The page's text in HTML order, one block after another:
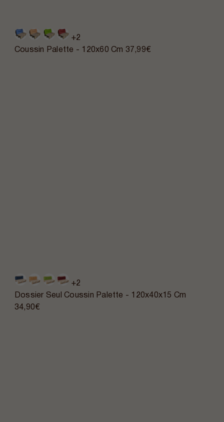
+2
Coussin Palette - 120x60 Cm 37,99€
+2
Dossier Seul Coussin Palette - 120x40x15 Cm
34,90€